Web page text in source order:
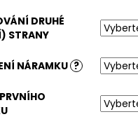
DRUHÉ
STRANY
NÁRAMKU ?